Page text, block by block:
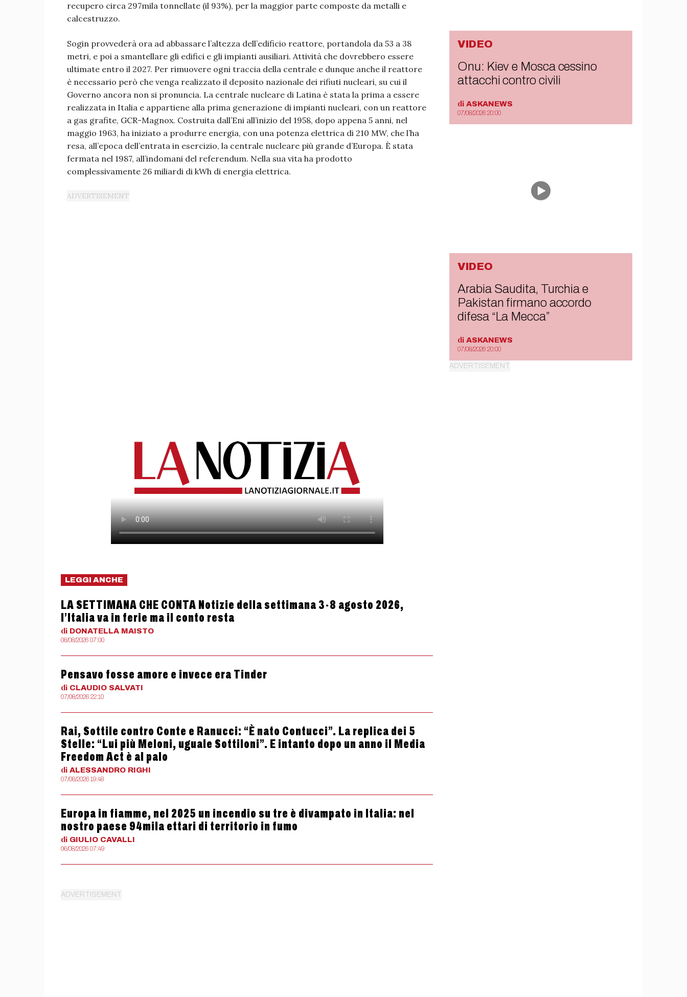
recupero circa 297mila tonnellate (il 93%), per la maggior parte composte da metalli e
calcestruzzo.
Sogin provvederà ora ad abbassare l’altezza dell’edificio reattore, portandola da 53 a 38
metri, e poi a smantellare gli edifici e gli impianti ausiliari. Attività che dovrebbero essere
ultimate entro il 2027. Per rimuovere ogni traccia della centrale e dunque anche il reattore
è necessario però che venga realizzato il deposito nazionale dei rifiuti nucleari, su cui il
Governo ancora non si pronuncia. La centrale nucleare di Latina è stata la prima a essere
realizzata in Italia e appartiene alla prima generazione di impianti nucleari, con un reattore
a gas grafite, GCR-Magnox. Costruita dall’Eni all’inizio del 1958, dopo appena 5 anni, nel
maggio 1963, ha iniziato a produrre energia, con una potenza elettrica di 210 MW, che l’ha
resa, all’epoca dell’entrata in esercizio, la centrale nucleare più grande d’Europa. È stata
fermata nel 1987, all’indomani del referendum. Nella sua vita ha prodotto
complessivamente 26 miliardi di kWh di energia elettrica.
LEGGI ANCHE
LA SETTIMANA CHE CONTA Notizie della settimana 3-8 agosto 2026,
l’Italia va in ferie ma il conto resta
di DONATELLA MAISTO
08/08/2026 07:00
Pensavo fosse amore e invece era Tinder
di CLAUDIO SALVATI
07/08/2026 22:10
Rai, Sottile contro Conte e Ranucci: “È nato Contucci”. La replica dei 5
Stelle: “Lui più Meloni, uguale Sottiloni”. E intanto dopo un anno il Media
Freedom Act è al palo
di ALESSANDRO RIGHI
07/08/2026 19:48
Europa in fiamme, nel 2025 un incendio su tre è divampato in Italia: nel
nostro paese 94mila ettari di territorio in fumo
di GIULIO CAVALLI
06/08/2026 07:49
VIDEO
Onu: Kiev e Mosca cessino
attacchi contro civili
di ASKANEWS
07/08/2026 20:00
VIDEO
Arabia Saudita, Turchia e
Pakistan firmano accordo
difesa “La Mecca”
di ASKANEWS
07/08/2026 20:00